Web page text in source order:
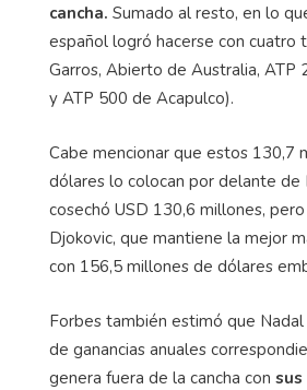
cancha. Sumado al resto, en lo
español logró hacerse con cuatro
Garros, Abierto de Australia, ATP
y ATP 500 de Acapulco).
Cabe mencionar que estos 130,7
dólares lo colocan por delante de
cosechó USD 130,6 millones,
Djokovic, que mantiene la mejor
con 156,5 millones de dólares
Forbes también estimó que
de ganancias anuales
genera fuera de la cancha con